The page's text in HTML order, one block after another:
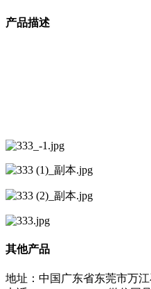
产品描述
其他产品
地址：中国广东省东莞市万